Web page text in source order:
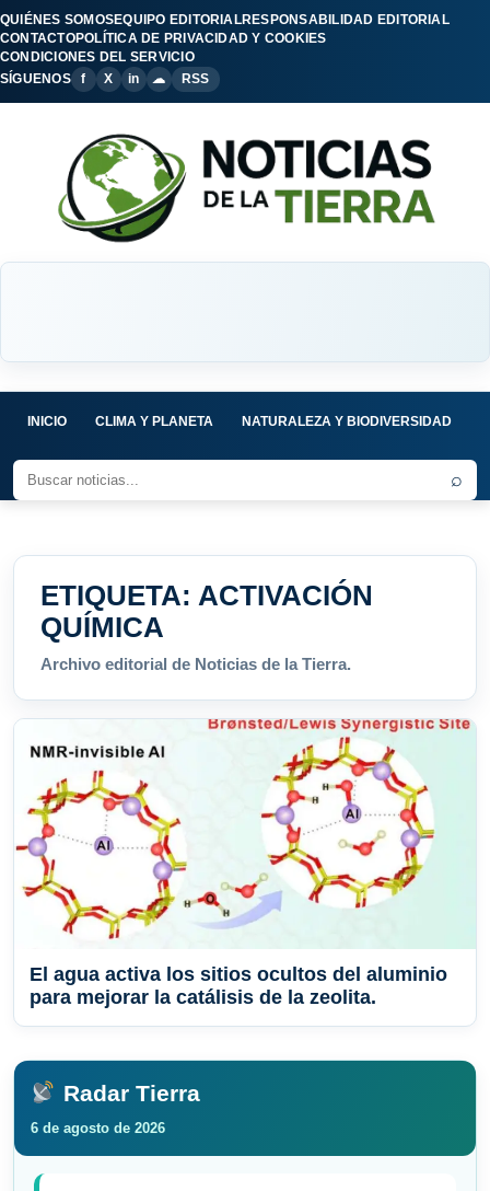
QUIÉNES SOMOSEQUIPO EDITORIALRESPONSABILIDAD EDITORIAL
CONTACTOPOLÍTICA DE PRIVACIDAD Y COOKIES
CONDICIONES DEL SERVICIO
SÍGUENOS
f X in ☁ RSS
INICIO CLIMA Y PLANETA NATURALEZA Y BIODIVERSIDAD
⌕
ETIQUETA: ACTIVACIÓN
QUÍMICA
Archivo editorial de Noticias de la Tierra.
El agua activa los sitios ocultos del aluminio
para mejorar la catálisis de la zeolita.
Radar Tierra
6 de agosto de 2026